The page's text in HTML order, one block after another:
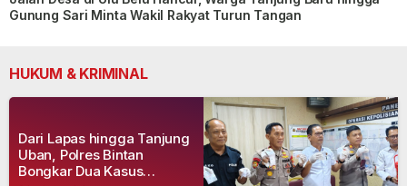
Gunung Sari Minta Wakil Rakyat Turun Tangan
HUKUM & KRIMINAL
Dari Lapas hingga Tanjung
Uban, Polres Bintan
Bongkar Dua Kasus